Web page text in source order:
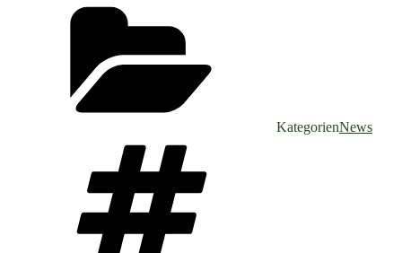
KategorienNews